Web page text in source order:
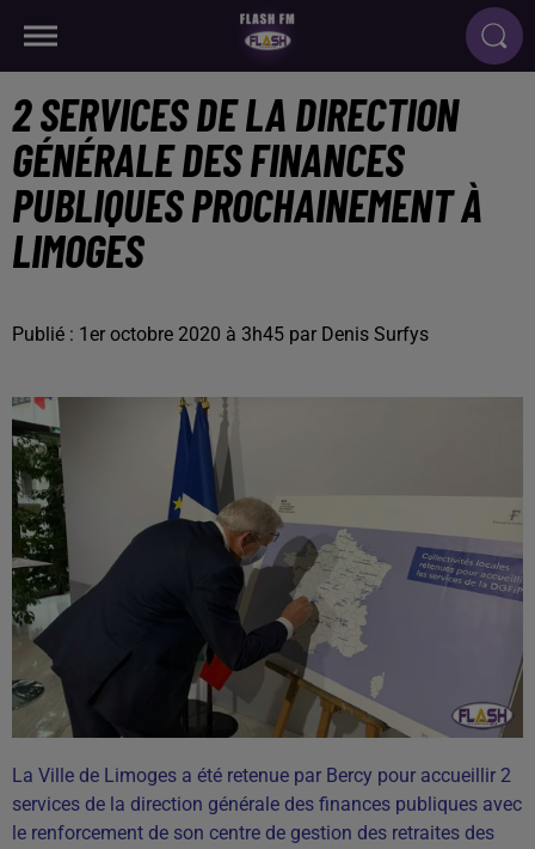
2 SERVICES DE LA DIRECTION
GÉNÉRALE DES FINANCES
PUBLIQUES PROCHAINEMENT À
LIMOGES
Publié : 1er octobre 2020 à 3h45 par Denis Surfys
La Ville de Limoges a été retenue par Bercy pour accueillir 2
services de la direction générale des finances publiques avec
le renforcement de son centre de gestion des retraites des